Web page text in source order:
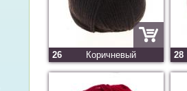
26 Коричневый 28